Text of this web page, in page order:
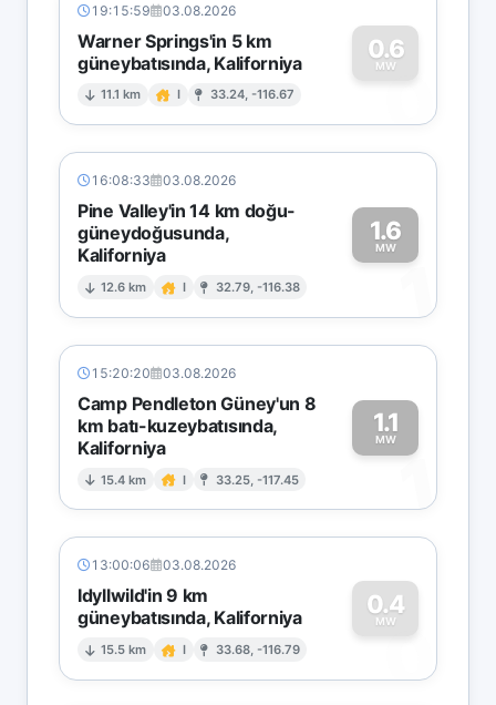
19:15:59 03.08.2026
Warner Springs'in 5 km
güneybatısında, Kaliforniya
11.1 km I 33.24, -116.67
0.6
MW
0
16:08:33 03.08.2026
Pine Valley'in 14 km doğu-
güneydoğusunda,
Kaliforniya
12.6 km I 32.79, -116.38
1.6
MW
1
15:20:20 03.08.2026
Camp Pendleton Güney'un 8
km batı-kuzeybatısında,
Kaliforniya
15.4 km I 33.25, -117.45
1.1
MW
1
13:00:06 03.08.2026
Idyllwild'in 9 km
güneybatısında, Kaliforniya
15.5 km I 33.68, -116.79
0.4
MW
0